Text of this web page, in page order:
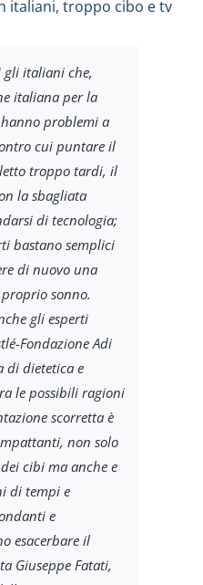
italiani, troppo cibo e tv
italiani che,
italiana per la
problemi a
cui puntare il
troppo tardi, il
la sbagliata
di tecnologia;
bastano semplici
di nuovo una
sonno.
gli esperti
Fondazione Adi
di dietetica e
le possibili ragioni
scorretta è
non solo
cibi ma anche e
di tempi e
e
esacerbare il
Giuseppe Fatati,